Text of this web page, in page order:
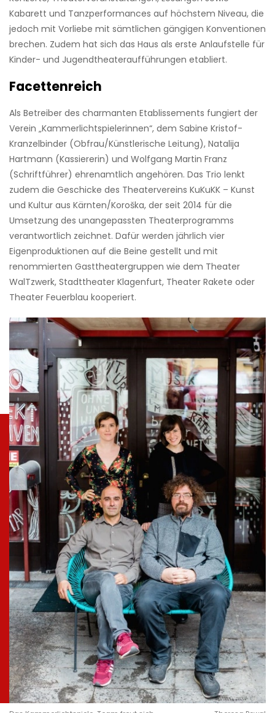
Kabarett und Tanzperformances auf höchstem Niveau, die
jedoch mit Vorliebe mit sämtlichen gängigen Konventionen
brechen. Zudem hat sich das Haus als erste Anlaufstelle für
Kinder- und Jugendtheateraufführungen etabliert.
Facettenreich
Als Betreiber des charmanten Etablissements fungiert der
Verein „Kammerlichtspielerinnen“, dem Sabine Kristof-
Kranzelbinder (Obfrau/Künstlerische Leitung), Natalija
Hartmann (Kassiererin) und Wolfgang Martin Franz
(Schriftführer) ehrenamtlich angehören. Das Trio lenkt
zudem die Geschicke des Theatervereins KuKuKK – Kunst
und Kultur aus Kärnten/Koroška, der seit 2014 für die
Umsetzung des unangepassten Theaterprogramms
verantwortlich zeichnet. Dafür werden jährlich vier
Eigenproduktionen auf die Beine gestellt und mit
renommierten Gasttheatergruppen wie dem Theater
WalTzwerk, Stadttheater Klagenfurt, Theater Rakete oder
Theater Feuerblau kooperiert.